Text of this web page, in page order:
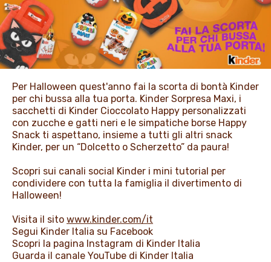
LAVORA CON NOI
PROMOZIONI
NEWS & MEDIA
Per Halloween quest'anno fai la scorta di bontà Kinder
per chi bussa alla tua porta. Kinder Sorpresa Maxi, i
sacchetti di Kinder Cioccolato Happy personalizzati
con zucche e gatti neri e le simpatiche borse Happy
Snack ti aspettano, insieme a tutti gli altri snack
Kinder, per un “Dolcetto o Scherzetto” da paura!
Scopri sui canali social Kinder i mini tutorial per
condividere con tutta la famiglia il divertimento di
Halloween!
Visita il sito www.kinder.com/it
Segui Kinder Italia su Facebook
Scopri la pagina Instagram di Kinder Italia
Guarda il canale YouTube di Kinder Italia